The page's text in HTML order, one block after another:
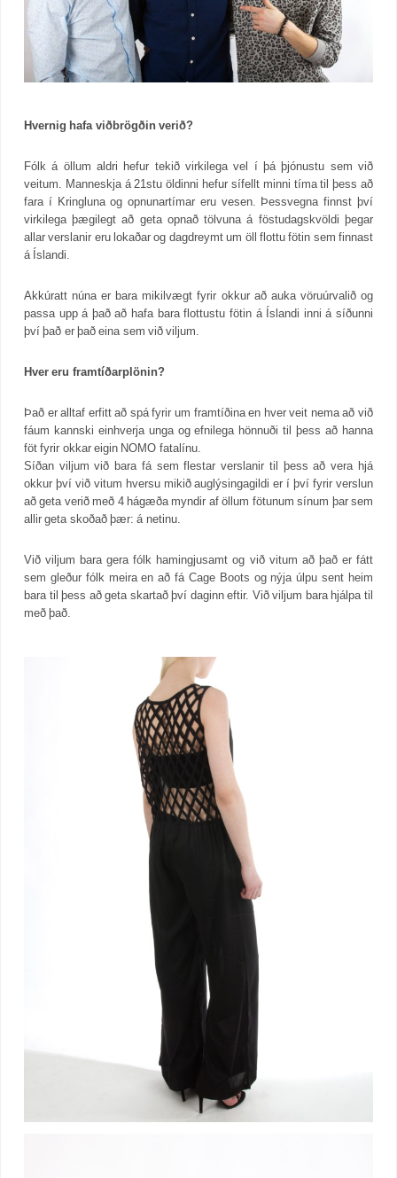
Hvernig hafa viðbrögðin verið?
Fólk á öllum aldri hefur tekið virkilega vel í þá þjónustu sem við
veitum. Manneskja á 21stu öldinni hefur sífellt minni tíma til þess að
fara í Kringluna og opnunartímar eru vesen. Þessvegna finnst því
virkilega þægilegt að geta opnað tölvuna á föstudagskvöldi þegar
allar verslanir eru lokaðar og dagdreymt um öll flottu fötin sem finnast
á Íslandi.
Akkúratt núna er bara mikilvægt fyrir okkur að auka vöruúrvalið og
passa upp á það að hafa bara flottustu fötin á Íslandi inni á síðunni
því það er það eina sem við viljum.
Hver eru framtíðarplönin?
Það er alltaf erfitt að spá fyrir um framtíðina en hver veit nema að við
fáum kannski einhverja unga og efnilega hönnuði til þess að hanna
föt fyrir okkar eigin NOMO fatalínu.
Síðan viljum við bara fá sem flestar verslanir til þess að vera hjá
okkur því við vitum hversu mikið auglýsingagildi er í því fyrir verslun
að geta verið með 4 hágæða myndir af öllum fötunum sínum þar sem
allir geta skoðað þær: á netinu.
Við viljum bara gera fólk hamingjusamt og við vitum að það er fátt
sem gleður fólk meira en að fá Cage Boots og nýja úlpu sent heim
bara til þess að geta skartað því daginn eftir. Við viljum bara hjálpa til
með það.